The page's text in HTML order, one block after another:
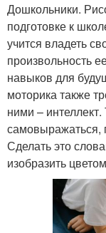
Дошкольники.
подготовке к
учится владеть
произвольность
навыков для
моторика также
ними –
самовыражаться,
Сделать это
изобразить